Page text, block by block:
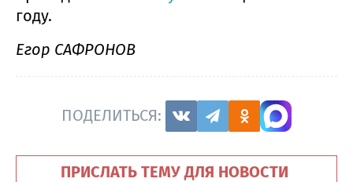
году.
Егор САФРОНОВ
ПОДЕЛИТЬСЯ:
ПРИСЛАТЬ ТЕМУ ДЛЯ НОВОСТИ